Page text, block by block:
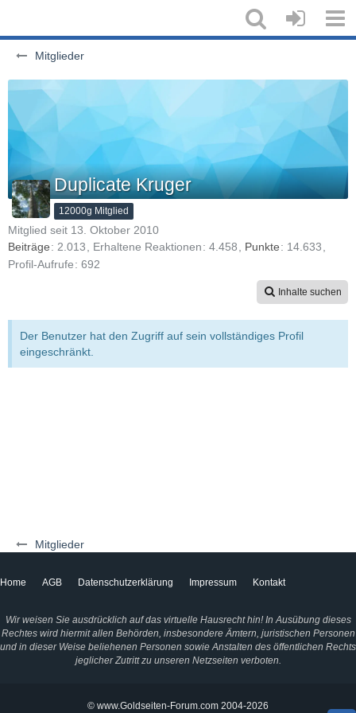
Mitglieder
Mitglieder
Duplicate Kruger
12000g Mitglied
Mitglied seit 13. Oktober 2010
Beiträge
2.013 Erhaltene Reaktionen 4.458 Punkte
14.633
Profil-Aufrufe
692
Inhalte suchen
Der Benutzer hat den Zugriff auf sein vollständiges Profil
eingeschränkt.
Home AGB Datenschutzerklärung Impressum Kontakt
Wir weisen Sie ausdrücklich auf das virtuelle Hausrecht hin! In Ausübung dieses
Rechtes wird hiermit allen Behörden, insbesondere Ämtern, juristischen Personen
und in dieser Weise beliehenen Personen sowie Anstalten des öffentlichen Rechts
jeglicher Zutritt zu unseren Netzseiten verboten.
© www.Goldseiten-Forum.com 2004-2026